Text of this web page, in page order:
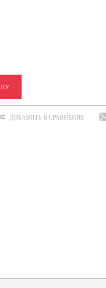
ДОБАВИТЬ В СРАВНЕНИЕ